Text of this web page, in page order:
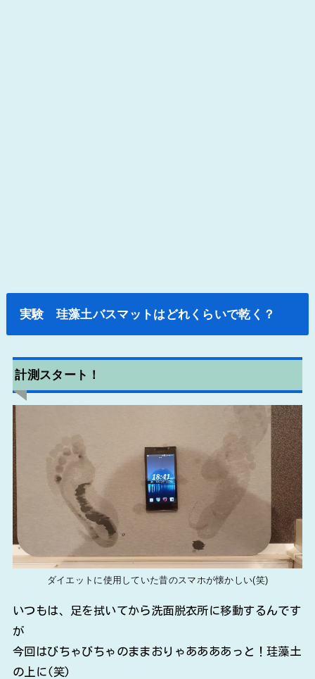
実験 珪藻土バスマットはどれくらいで乾く？
計測スタート！
ダイエットに使用していた昔のスマホが懐かしい(笑)
いつもは、足を拭いてから洗面脱衣所に移動するんです
が
今回はびちゃびちゃのままおりゃああああっと！珪藻土
の上に(笑)